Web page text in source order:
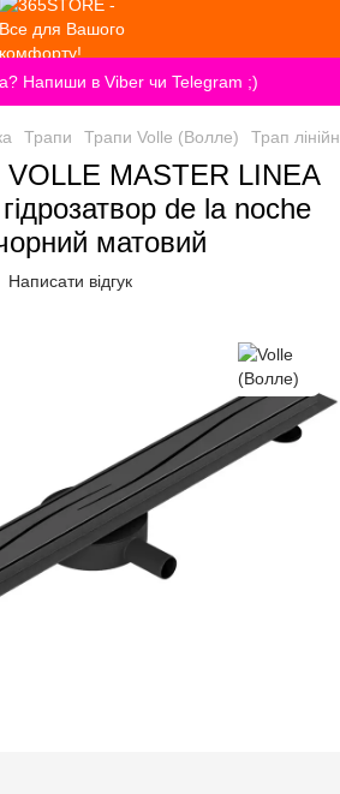
Напиши в Viber чи Telegram ;)
Трапи Трапи Volle (Волле) Трап
VOLLE MASTER LINEA
de la noche
матовий
Написати відгук